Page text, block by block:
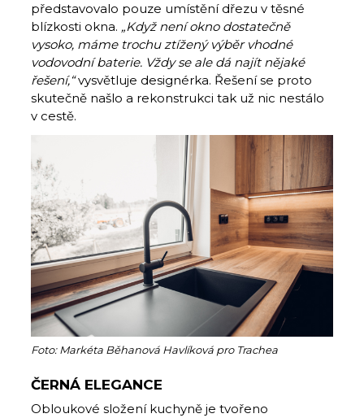
představovalo pouze umístění dřezu v těsné
blízkosti okna. „Když není okno dostatečně
vysoko, máme trochu ztížený výběr vhodné
vodovodní baterie. Vždy se ale dá najít nějaké
řešení,“vysvětluje designérka. Řešení se proto
skutečně našlo a rekonstrukci tak už nic nestálo
v cestě.
Foto: Markéta Běhanová Havlíková pro Trachea
ČERNÁ ELEGANCE
Obloukové složení kuchyně je tvořeno